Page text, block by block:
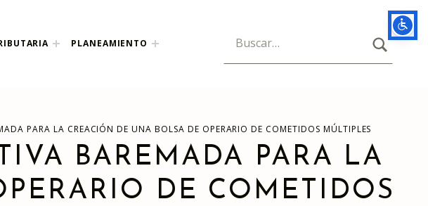
PLANEAMIENTO Búsqueda para: BUSCAR
PARA LA CREACIÓN DE UNA BOLSA DE OPERARIO DE COMETIDOS MÚLTIPLES
BAREMADA PARA LA
DE COMETIDOS